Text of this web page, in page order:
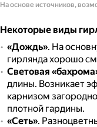
На основе источников,
Некоторые виды
«Дождь». На
гирлянда хорошо
Световая
длины. Возникает
карнизом
плотной гардины.
«Сеть».